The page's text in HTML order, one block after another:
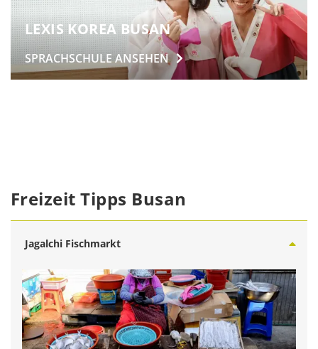
LEXIS KOREA BUSAN
SPRACHSCHULEANSEHEN
Freizeit Tipps Busan
Jagalchi Fischmarkt